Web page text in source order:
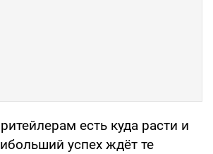
есть куда расти и
успех ждёт те